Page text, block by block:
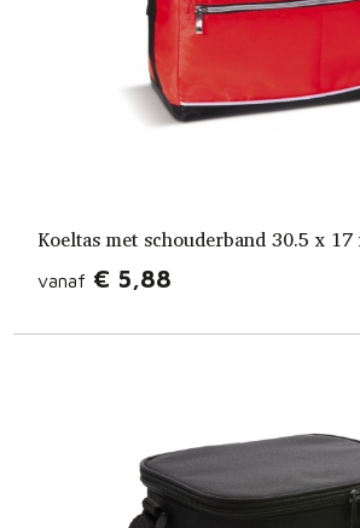
Koeltas met schouderband 30.5 x
vanaf € 5,88